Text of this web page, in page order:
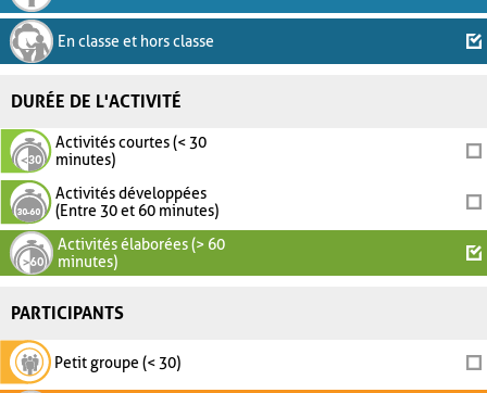
En classe et hors classe
DURÉE DE L'ACTIVITÉ
Activités courtes (< 30
minutes)
Activités développées
(Entre 30 et 60 minutes)
Activités élaborées (> 60
minutes)
PARTICIPANTS
Petit groupe (< 30)